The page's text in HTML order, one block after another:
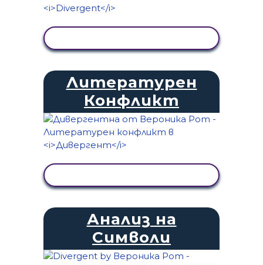
Литературен
Конфликт
Анализ на
Символи